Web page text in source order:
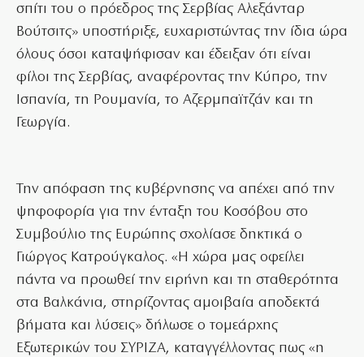
σπίτι του ο πρόεδρος της Σερβίας Αλεξάνταρ
Βούτσιτς» υποστήριξε, ευχαριστώντας την ίδια ώρα
όλους όσοι καταψήφισαν και έδειξαν ότι είναι
φίλοι της Σερβίας, αναφέροντας την Κύπρο, την
Ισπανία, τη Ρουμανία, το Αζερμπαϊτζάν και τη
Γεωργία.
Την απόφαση της κυβέρνησης να απέχει από την
ψηφοφορία για την ένταξη του Κοσόβου στο
Συμβούλιο της Ευρώπης σχολίασε δηκτικά ο
Γιώργος Κατρούγκαλος. «Η χώρα μας οφείλει
πάντα να προωθεί την ειρήνη και τη σταθερότητα
στα Βαλκάνια, στηρίζοντας αμοιβαία αποδεκτά
βήματα και λύσεις» δήλωσε ο τομεάρχης
Εξωτερικών του ΣΥΡΙΖΑ, καταγγέλλοντας πως «η